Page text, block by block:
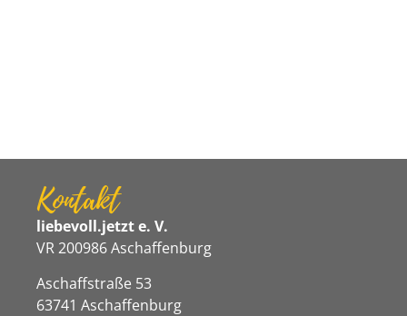
Kontakt
liebevoll.jetzt e. V.
VR 200986 Aschaffenburg
Aschaffstraße 53
63741 Aschaffenburg